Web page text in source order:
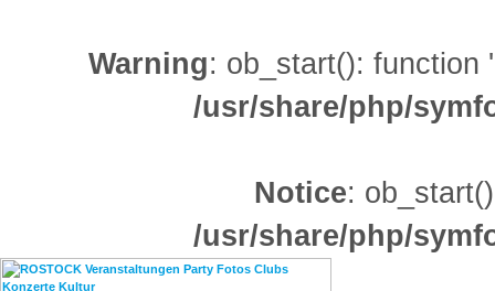
Warning: ob_start(): function
/usr/share/php/
Notice:
/usr/share/php/